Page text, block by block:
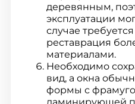
деревянным,
эксплуатации
случае
реставрация
материалами.
Необходимо
вид, а окна
формы с